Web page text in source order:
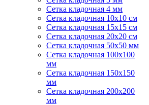
Сетка кладочная 4 мм
Сетка кладочная 10x10 см
Сетка кладочная 15x15 см
Сетка кладочная 20x20 см
Сетка кладочная 50x50 мм
Сетка кладочная 100x100
мм
Сетка кладочная 150x150
мм
Сетка кладочная 200x200
мм